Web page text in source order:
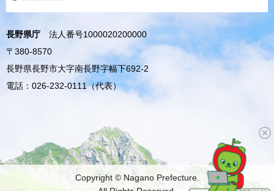
長野県庁
法人番号1000020200000
〒380-8570
長野県長野市大字南長野字幅下692-2
電話：026-232-0111（代表）
Copyright © Nagano Prefecture.